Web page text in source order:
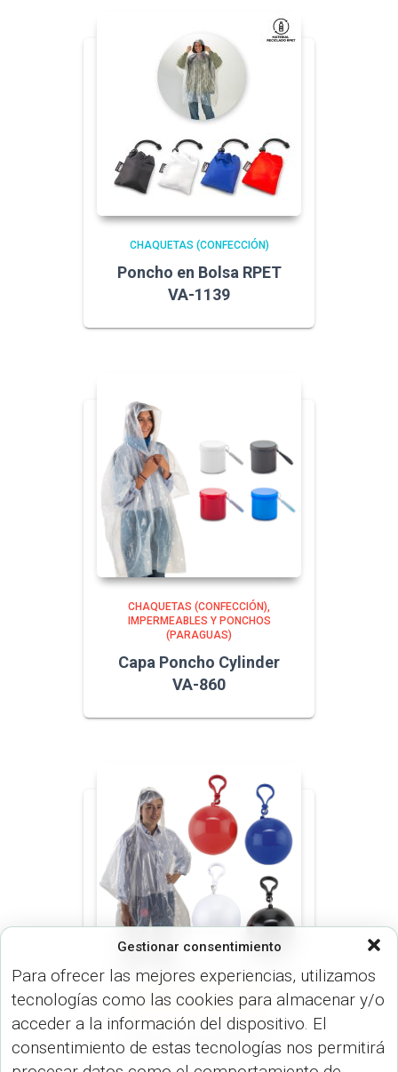
Gestionar consentimiento
Para ofrecer las mejores experiencias, utilizamos
tecnologías como las cookies para almacenar y/o
acceder a la información del dispositivo. El
consentimiento de estas tecnologías nos permitirá
CHAQUETAS (CONFECCIÓN)
Poncho en Bolsa RPET
VA-1139
CHAQUETAS (CONFECCIÓN)
IMPERMEABLES Y PONCHOS
(PARAGUAS)
Capa Poncho Cylinder
VA-860
CHAQUETAS (CONFECCIÓN)
ESPECIALES (LLAVEROS)
Llavero con Capa VA-